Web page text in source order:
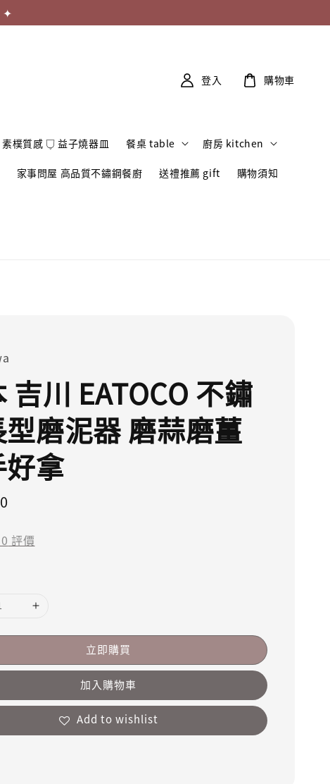
✦
素樸質感 𓂒 益子燒器皿 餐桌 table 廚房 kitchen
家事問屋 高品質不鏽鋼餐廚 送禮推薦 gift 購物須知
登入 購物車
吉川 EATOCO 不鏽
磨泥器 磨蒜磨薑
拿
0 評價
立即購買
加入購物車
Add to wishlist